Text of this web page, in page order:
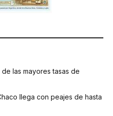
las mayores tasas de
llega con peajes de hasta